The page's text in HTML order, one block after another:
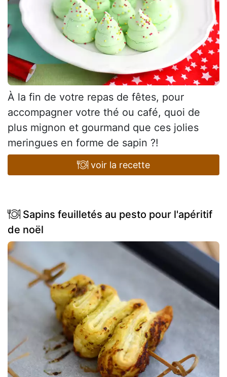
À la fin de votre repas de fêtes, pour
accompagner votre thé ou café, quoi de
plus mignon et gourmand que ces jolies
meringues en forme de sapin ?!
voir la recette
Sapins feuilletés au pesto pour l'apéritif
de noël